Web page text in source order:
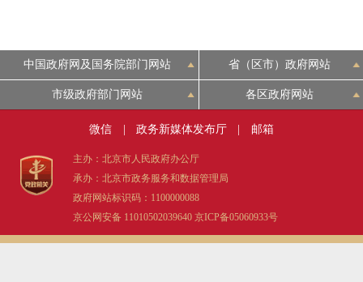
中国政府网及国务院部门网站 省（区市）政府网站
市级政府部门网站 各区政府网站
微信 政务新媒体发布厅 邮箱
主办：北京市人民政府办公厅
承办：北京市政务服务和数据管理局
政府网站标识码：1100000088
京公网安备 11010502039640 京ICP备05060933号